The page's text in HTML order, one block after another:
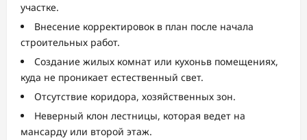
участке.
Внесение корректировок в план после начала
строительных работ.
Создание жилых комнат или кухоньв помещениях,
куда не проникает естественный свет.
Отсутствие коридора, хозяйственных зон.
Неверный клон лестницы, которая ведет на
мансарду или второй этаж.